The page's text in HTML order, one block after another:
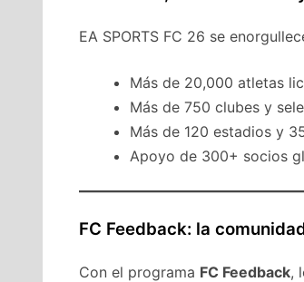
EA SPORTS FC 26 se
Más de 20,000 atletas
Más de 750 clubes y
Más de 120 estadios y
Apoyo de 300+ socios
FC Feedback: la
Con el programa FC Feedback,